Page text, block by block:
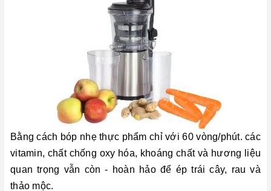
Bằng cách bóp nhẹ thực phẩm chỉ với 60 vòng/phút. các
vitamin, chất chống oxy hóa, khoáng chất và hương liệu
quan trọng vẫn còn - hoàn hảo để ép trái cây, rau và
thảo mộc.